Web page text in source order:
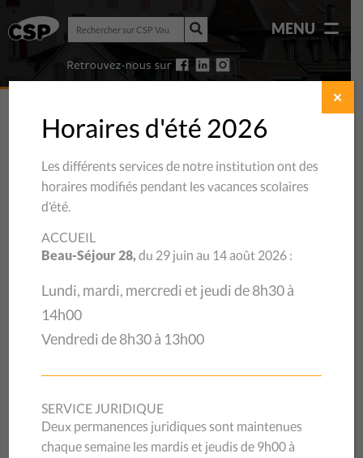
Rechercher
sur
CSP
Vaud
Rechercher
CSP
Vaud
MENU
06/11/2020
protection sociale: le CSP Vaud
et Caritas Vaud lancent un appel
Horaires d'été 2026
Les différents services de notre institution ont des
horaires modifiés pendant les vacances scolaires
d’été.
ACCUEIL
Beau-Séjour 28,du 29 juin au 14 août 2026 :
Lundi, mardi, mercredi et jeudi de 8h30 à
14h00
Vendredi de 8h30 à 13h00
SERVICE JURIDIQUE
Deux permanences juridiques sont maintenues
chaque semaine les mardis et jeudis de 9h00 à
✕